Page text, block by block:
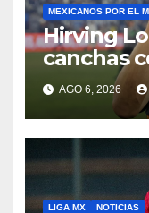
MEXICANOS POR EL
Hirving
canchas
AGO 6, 2026
LIGA MX NOTICIAS